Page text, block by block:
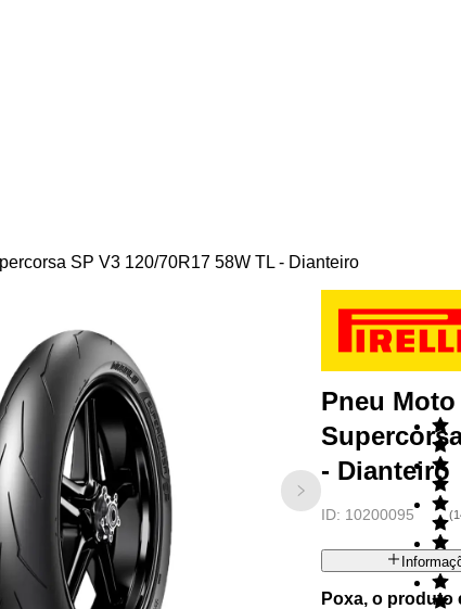
SP V3 120/70R17 58W TL - Dianteiro
Pneu
- Dianteiro
ID: 10200095 (
Poxa, o produto